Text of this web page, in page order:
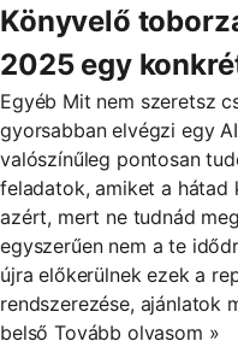
Könyvelő
2025 egy
Egyéb Mit nem szeretsz
gyorsabban elvégzi egy
valószínűleg pontosan
feladatok, amiket a hátad
azért, mert ne tudnád
egyszerűen nem a te
újra előkerülnek ezek a
rendszerezése, ajánlatok
belső Tovább olvasom »